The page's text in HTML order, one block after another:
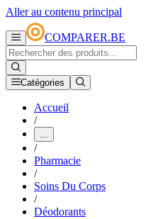
Aller au contenu principal
COMPARER.BE
Catégories
Accueil
/
...
/
Pharmacie
/
Soins Du Corps
/
Déodorants